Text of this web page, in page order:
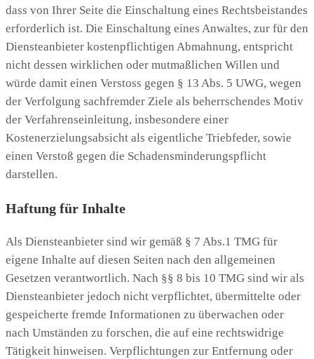
dass von Ihrer Seite die Einschaltung eines Rechtsbeistandes
erforderlich ist. Die Einschaltung eines Anwaltes, zur für den
Diensteanbieter kostenpflichtigen Abmahnung, entspricht
nicht dessen wirklichen oder mutmaßlichen Willen und
würde damit einen Verstoss gegen § 13 Abs. 5 UWG, wegen
der Verfolgung sachfremder Ziele als beherrschendes Motiv
der Verfahrenseinleitung, insbesondere einer
Kostenerzielungsabsicht als eigentliche Triebfeder, sowie
einen Verstoß gegen die Schadensminderungspflicht
darstellen.
Haftung für Inhalte
Als Diensteanbieter sind wir gemäß § 7 Abs.1 TMG für
eigene Inhalte auf diesen Seiten nach den allgemeinen
Gesetzen verantwortlich. Nach §§ 8 bis 10 TMG sind wir als
Diensteanbieter jedoch nicht verpflichtet, übermittelte oder
gespeicherte fremde Informationen zu überwachen oder
nach Umständen zu forschen, die auf eine rechtswidrige
Tätigkeit hinweisen. Verpflichtungen zur Entfernung oder